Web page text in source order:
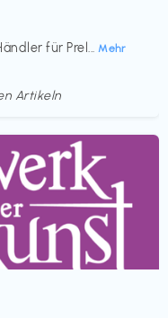
für Prel... Mehr
Artikeln